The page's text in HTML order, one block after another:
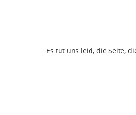
Es tut uns leid, die Seite,